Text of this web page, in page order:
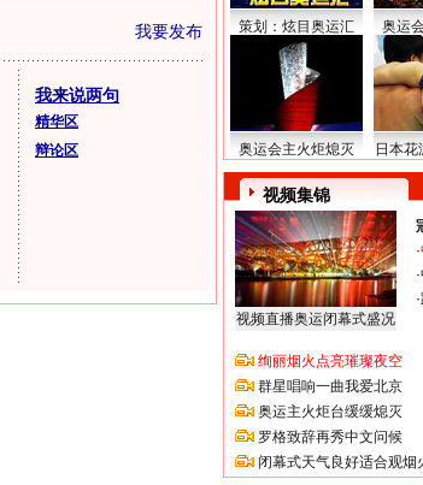
我要发布
我来说两句
精华区
辩论区
策划：炫目奥运汇 奥运
奥运会主火炬熄灭 日本
视频集锦
视频直播奥运闭幕式盛况
·
·
·
绚丽烟火点亮璀璨夜空
群星唱响一曲我爱北京
奥运主火炬台缓缓熄灭
罗格致辞再秀中文问候
闭幕式天气良好适合观烟